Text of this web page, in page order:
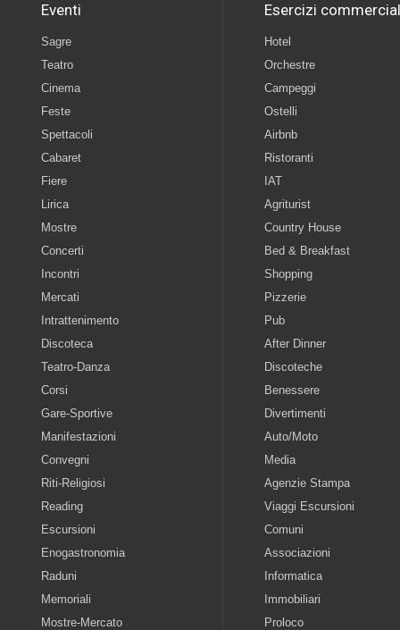
Eventi
Sagre
Teatro
Cinema
Feste
Spettacoli
Cabaret
Fiere
Lirica
Mostre
Concerti
Incontri
Mercati
Intrattenimento
Discoteca
Teatro-Danza
Corsi
Gare-Sportive
Manifestazioni
Convegni
Riti-Religiosi
Reading
Escursioni
Enogastronomia
Raduni
Memoriali
Mostre-Mercato
Esercizi
Hotel
Orchestre
Campeggi
Ostelli
Airbnb
Ristoranti
IAT
Agriturist
Country House
Bed & Breakfast
Shopping
Pizzerie
Pub
After Dinner
Discoteche
Benessere
Divertimenti
Auto/Moto
Media
Agenzie Stampa
Viaggi Escursioni
Comuni
Associazioni
Informatica
Immobiliari
Proloco